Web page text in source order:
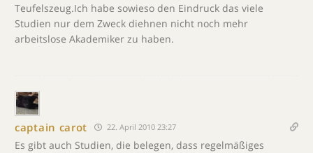
Teufelszeug.Ich habe sowieso den Eindruck das viele
Studien nur dem Zweck diehnen nicht noch mehr
arbeitslose Akademiker zu haben.
captain carot 22. April 2010 23:27
Es gibt auch Studien, die belegen, dass regelmäßiges